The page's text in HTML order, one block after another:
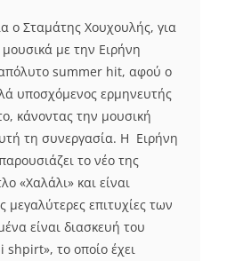
ο Σταμάτης Χουχουλής, για
με την Ειρήνη
summer hit, αφού ο
υποσχόμενος ερμηνευτής
κάνοντας την μουσική
τη συνεργασία. Η Ειρήνη
το νέο της
«Χαλάλι» και είναι
μεγαλύτερες επιτυχίες των
είναι διασκευή του
shpirt», το οποίο έχει